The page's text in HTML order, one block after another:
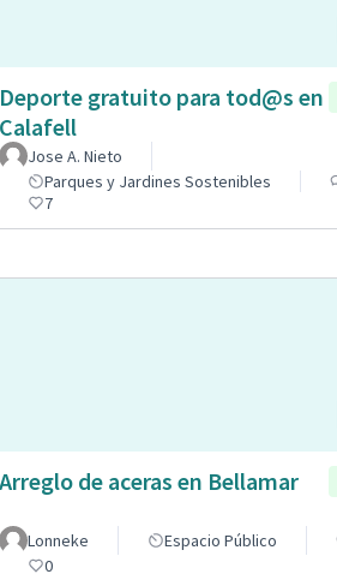
Deporte gratuito para tod@s en
Calafell
Jose A. Nieto
Parques y Jardines Sostenibles
7
Arreglo de aceras en Bellamar
Lonneke Espacio Público
0